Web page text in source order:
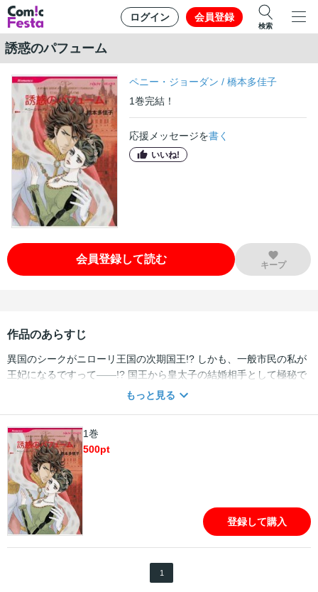
ログイン 会員登録
検索
誘惑のパフューム
ペニー・ジョーダン /橋本多佳子
1巻完結！
応援メッセージを書く
いいね!
会員登録して読む キープ
作品のあらすじ
異国のシークがニローリ王国の次期国王!? しかも、一般市民の私が
王妃になるですって――!? 国王から皇太子の結婚相手として極秘で
指名され、国のために愛のない結婚をすると決めたナタリア。とこ
まさか王宮で彼に再会するとは夢にも思わずに…。正統なる王族ロ
マンス〈ニローリ・ルールズ〉大団円のフィナーレ!!
もっと見る
1巻
500pt
登録して購入
1